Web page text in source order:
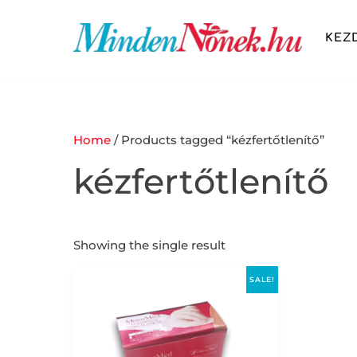
Home / Products tagged “kézfertőtlenítő”
kézfertőtlenítő
Showing the single result
SALE!